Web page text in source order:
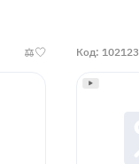
Код: 102123